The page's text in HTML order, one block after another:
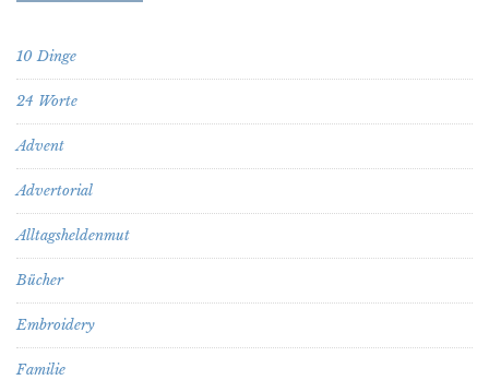
10 Dinge
24 Worte
Advent
Advertorial
Alltagsheldenmut
Bücher
Embroidery
Familie